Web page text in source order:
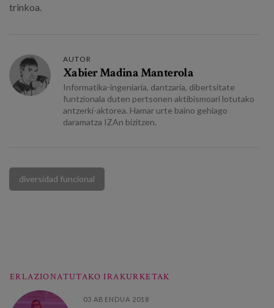
trinkoa.
AUTOR
Xabier Madina Manterola
Informatika-ingeniaria, dantzaria, dibertsitate
funtzionala duten pertsonen aktibismoari lotutako
antzerki-aktorea. Hamar urte baino gehiago
daramatza IZAn bizitzen.
diversidad funcional
ERLAZIONATUTAKO IRAKURKETAK
03 ABENDUA 2018